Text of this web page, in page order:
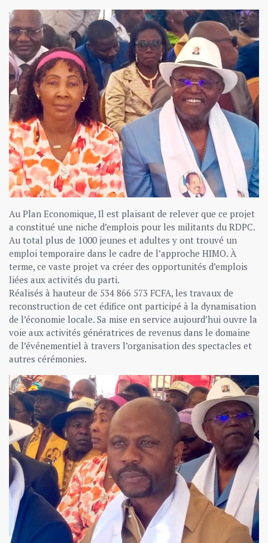
Au Plan Economique, Il est plaisant de relever que ce projet
a constitué une niche d’emplois pour les militants du RDPC.
Au total plus de 1000 jeunes et adultes y ont trouvé un
emploi temporaire dans le cadre de l’approche HIMO. À
terme, ce vaste projet va créer des opportunités d’emplois
liées aux activités du parti.
Réalisés à hauteur de 534 866 573 FCFA, les travaux de
reconstruction de cet édifice ont participé à la dynamisation
de l’économie locale. Sa mise en service aujourd’hui ouvre la
voie aux activités génératrices de revenus dans le domaine
de l’événementiel à travers l’organisation des spectacles et
autres cérémonies.